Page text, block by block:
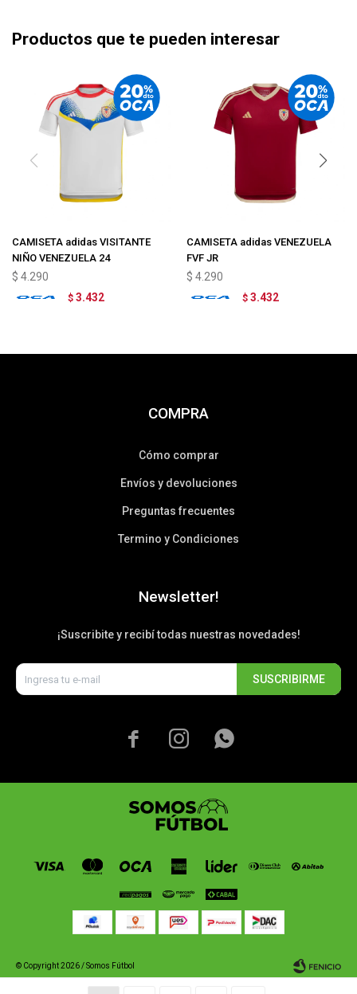
Productos que te pueden interesar
CAMISETA adidas VISITANTE
NIÑO VENEZUELA 24
$ 4.290
$ 3.432
CAMISETA adidas VENEZUELA
FVF JR
$ 4.290
$ 3.432
COMPRA
Cómo comprar
Envíos y devoluciones
Preguntas frecuentes
Termino y Condiciones
Newsletter!
¡Suscribite y recibí todas nuestras novedades!
SUSCRIBIRME
  
© Copyright 2026 / Somos Fútbol